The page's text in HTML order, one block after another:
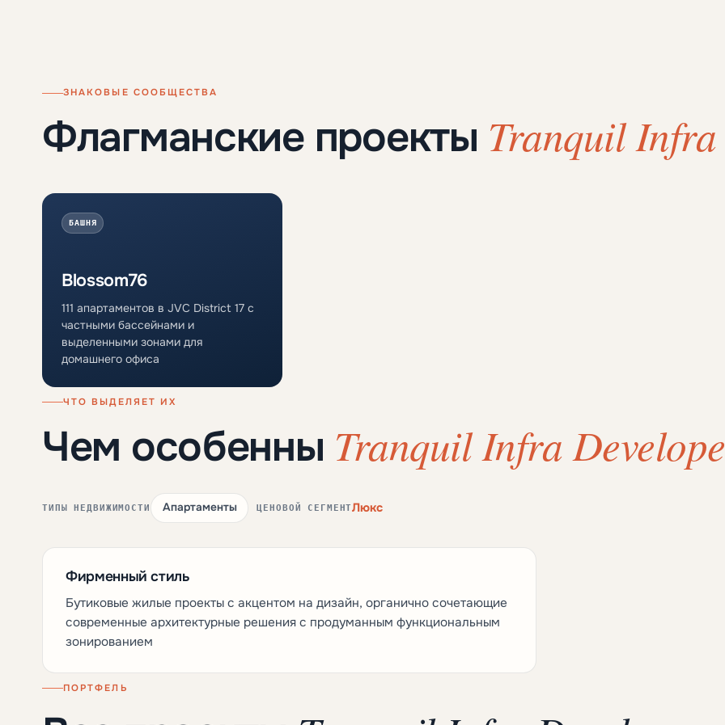
ЗНАКОВЫЕ СООБЩЕСТВА
Флагманские проекты Tranquil
БАШНЯ
Blossom76
111 апартаментов в JVC District 17 с
частными бассейнами и
выделенными зонами для
домашнего офиса
ЧТО ВЫДЕЛЯЕТ ИХ
Чем особенны Tranquil Infra
ТИПЫ НЕДВИЖИМОСТИ Апартаменты ЦЕНОВОЙ СЕГМЕНТЛюкс
Фирменный стиль
Бутиковые жилые проекты с акцентом на дизайн, органично сочетающие
современные архитектурные решения с продуманным функциональным
зонированием
ПОРТФЕЛЬ